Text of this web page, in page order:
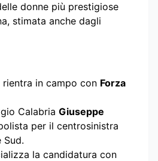
donne più prestigiose
stimata anche dagli
rientra in campo con Forza
Calabria Giuseppe
per il centrosinistra
Sud.
la candidatura con